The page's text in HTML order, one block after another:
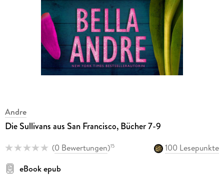
Andre
Die Sullivans aus San Francisco, Bücher 7-9
(0 Bewertungen)15
100 Lesepunkte
eBook epub